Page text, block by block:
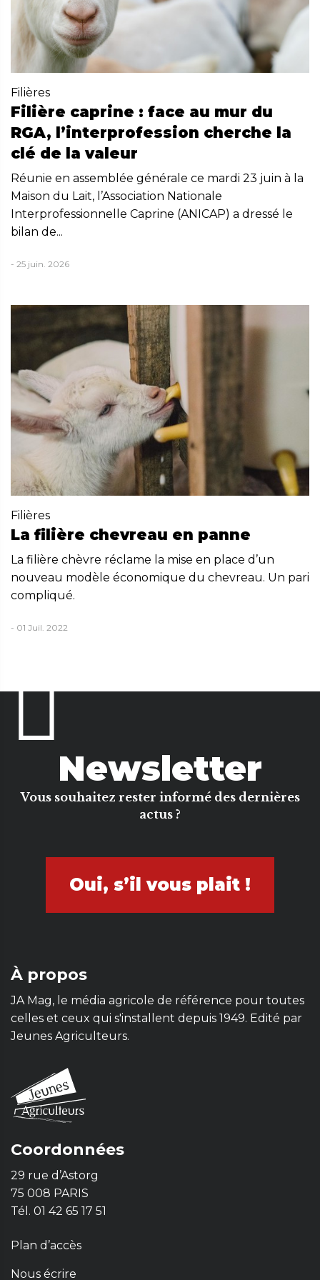
Filières
Filière caprine : face au mur du
RGA, l’interprofession cherche la
clé de la valeur
Réunie en assemblée générale ce mardi 23 juin à la
Maison du Lait, l’Association Nationale
Interprofessionnelle Caprine (ANICAP) a dressé le
bilan de...
- 25 juin. 2026
Filières
La filière chevreau en panne
La filière chèvre réclame la mise en place d’un
nouveau modèle économique du chevreau. Un pari
compliqué.
- 01 Juil. 2022
Newsletter
Vous souhaitez rester informé des dernières
actus ?
Oui, s’il vous plait !
À propos
JA Mag, le média agricole de référence pour toutes
celles et ceux qui s'installent depuis 1949. Edité par
Jeunes Agriculteurs.
Coordonnées
29 rue d’Astorg
75 008 PARIS
Tél. 01 42 65 17 51
Plan d’accès
Nous écrire